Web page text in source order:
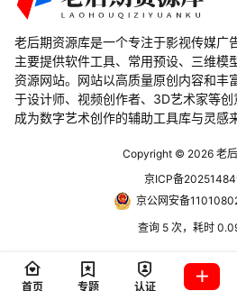
老后期资源库是一个专注于影视传媒广
主要提供软件工具、常用预设、三维模
资源网站。网站以高质量原创内容和丰
于设计师、视频创作者、3D艺术家等
成为数字艺术创作的辅助工具库与灵感
Copyright © 2026 老
京ICP备
京公网安备
查询 5 次，耗时
首页 专题 认证